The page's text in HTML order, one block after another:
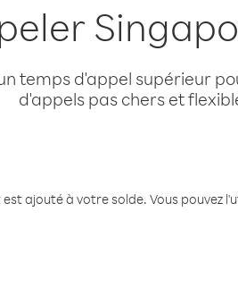
temps d'appel supérieur
d'appels pas chers et
ajouté à votre solde. Vous pouvez